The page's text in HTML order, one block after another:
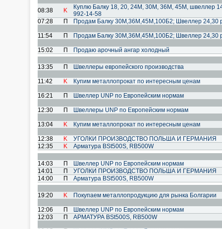
08:38 K
Куплю Балку 18, 20, 24М, 30М, 36М, 45М, швеллер
992-14-58
07:28
П Продам Балку 30М,36М,45М,100Б2; Швеллер 24,30
11:54 П Продам Балку 30М,36М,45М,100Б2; Швеллер 24,30
15:02 П Продаю арочный ангар холодный
13:35 П Швеллеры европейского производства
11:42 K Купим металлопрокат по интересным ценам
16:21 П Швеллер UNP по Европейским нормам
12:30 П Швеллеры UNP по Европейским нормам
13:04 K Купим металлопрокат по интересным ценам
12:38 K
УГОЛКИ ПРОИЗВОДСТВО ПОЛЬША И ГЕРМАНИЯ
12:35
K Арматура BSt500S, RB500W
14:03 П
Швеллер UNP по Европейским нормам
14:01
П
УГОЛКИ ПРОИЗВОДСТВО ПОЛЬША И ГЕРМАНИЯ
14:00
П Арматура BSt500S, RB500W
19:20 K Покупаем металлопродукцию для рынка Болгарии
12:06 П
Швеллер UNP по Европейским нормам
12:03
П АРМАТУРА BSt500S, RB500W